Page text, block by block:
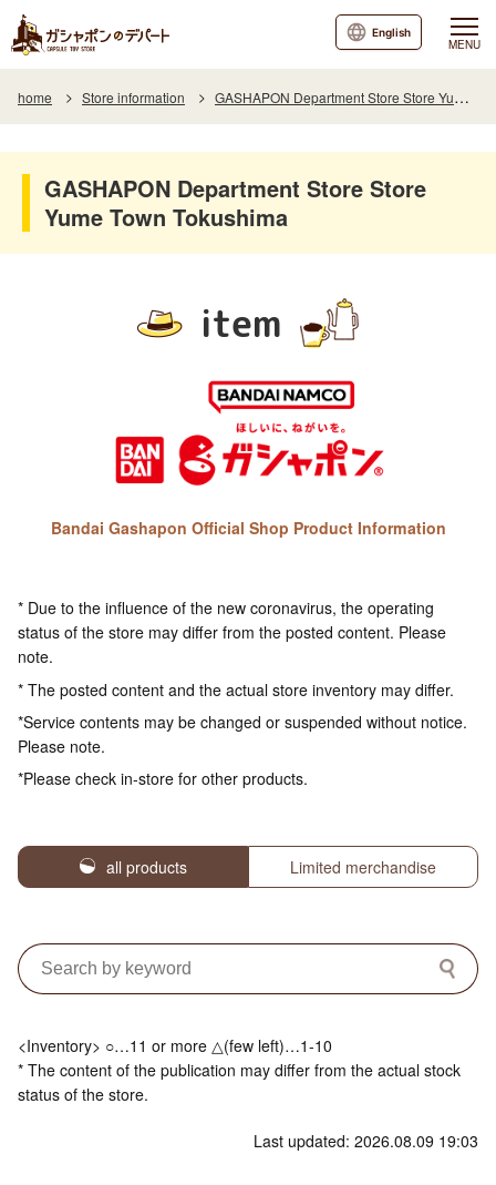
MENU
English
home Store information GASHAPON Department Store Store Yume Town Tokushima
GASHAPON Department Store Store
Yume Town Tokushima
item
Bandai Gashapon Official Shop Product Information
* Due to the influence of the new coronavirus, the operating
status of the store may differ from the posted content. Please
note.
* The posted content and the actual store inventory may differ.
*Service contents may be changed or suspended without notice.
Please note.
*Please check in-store for other products.
all products Limited merchandise
<Inventory> ○…11 or more △(few left)…1-10
* The content of the publication may differ from the actual stock
status of the store.
Last updated: 2026.08.09 19:03